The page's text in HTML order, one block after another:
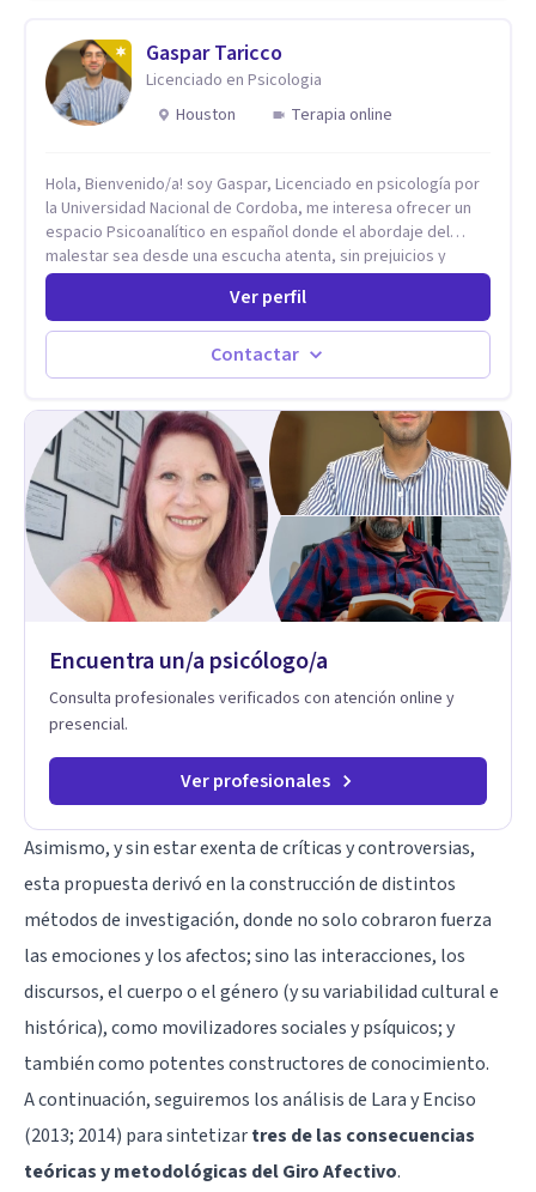
Gaspar Taricco
Licenciado en Psicologia
Houston
Terapia online
Hola, Bienvenido/a! soy Gaspar, Licenciado en psicología por
la Universidad Nacional de Cordoba, me interesa ofrecer un
espacio Psicoanalítico en español donde el abordaje del
malestar sea desde una escucha atenta, sin prejuicios y
rescatando lo singular de cada caso, sin caer en etiquetas.
Considero que todas las personas en algún momento pueden
sufrir y cada una por cuestiones particulares, es en mi
espacio donde se le dará un lugar a esas cuestiones
singulares de cada uno, para luego generar cambios. Soy una
seminarios, una especialización en psicoanálisis y también
investigo. Siempre en la búsqueda de ser un mejor
profesional.
Ver perfil
Contactar
Encuentra un/a psicólogo/a
Consulta profesionales verificados con atención online y
presencial.
Ver profesionales
Asimismo, y sin estar exenta de críticas y controversias,
esta propuesta derivó en la construcción de distintos
métodos de investigación, donde no solo cobraron fuerza
las emociones y los afectos; sino las interacciones, los
discursos, el cuerpo o el género (y su variabilidad cultural e
histórica), como movilizadores sociales y psíquicos; y
también como potentes constructores de conocimiento.
A continuación, seguiremos los análisis de Lara y Enciso
(2013; 2014) para sintetizartres de las consecuencias
teóricas y metodológicas del Giro Afectivo.